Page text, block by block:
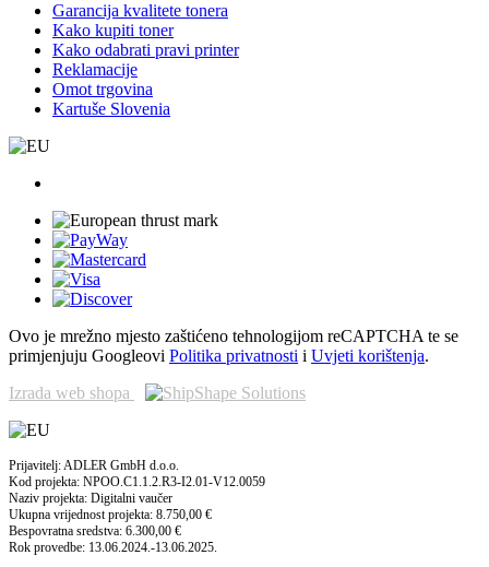
Garancija kvalitete tonera
Kako kupiti toner
Kako odabrati pravi printer
Reklamacije
Omot trgovina
Kartuše Slovenia
Ovo je mrežno mjesto zaštićeno tehnologijom reCAPTCHA te se
primjenjuju Googleovi Politika privatnosti i Uvjeti korištenja.
Izrada web shopa
Prijavitelj: ADLER GmbH d.o.o.
Kod projekta: NPOO.C1.1.2.R3-I2.01-V12.0059
Naziv projekta: Digitalni vaučer
Ukupna vrijednost projekta: 8.750,00 €
Bespovratna sredstva: 6.300,00 €
Rok provedbe: 13.06.2024.-13.06.2025.